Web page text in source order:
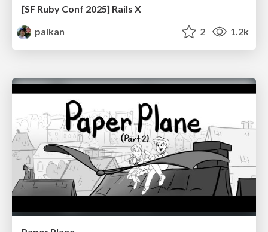
[SF Ruby Conf 2025] Rails X
palkan
2 1.2k